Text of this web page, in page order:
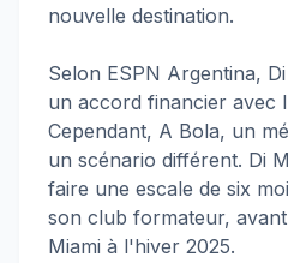
nouvelle destination.
Selon ESPN Argentina,
un accord financier avec
Cependant, A Bola, un
un scénario différent. Di
faire une escale de six
son club formateur,
Miami à l'hiver 2025.